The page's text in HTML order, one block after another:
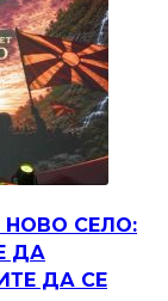
СЕЛО:
ДА
ДА СЕ